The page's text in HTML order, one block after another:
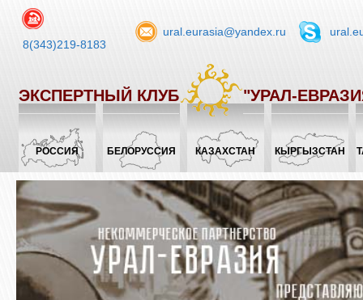
8(343)219-8183
ural.eurasia@yandex.ru
ЭКСПЕРТНЫЙ КЛУБ "УРАЛ-
РОССИЯ БЕЛОРУССИЯ КАЗАХСТАН КЫРГЫЗСТАН